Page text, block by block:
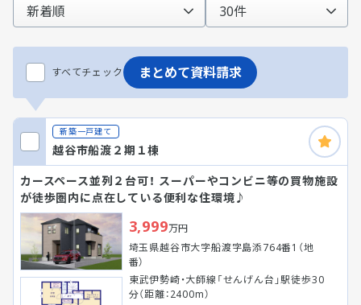
すべてチェック まとめて資料請求
新築一戸建て
越谷市船渡２期１棟
カースペース並列２台可！ スーパーやコンビニ等の買物施設
が徒歩圏内に点在している便利な住環境♪
3,999万円
埼玉県越谷市大字船渡字島添764番1（地
番）
東武伊勢崎・大師線「せんげん台」駅徒歩30
分（距離：2400m）